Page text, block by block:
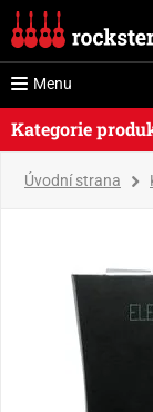
Menu
Kategorie
Úvodní strana